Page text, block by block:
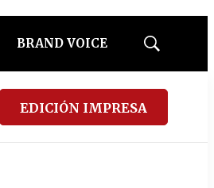
BRAND VOICE
Mostrar
EDICIÓN IMPRESA